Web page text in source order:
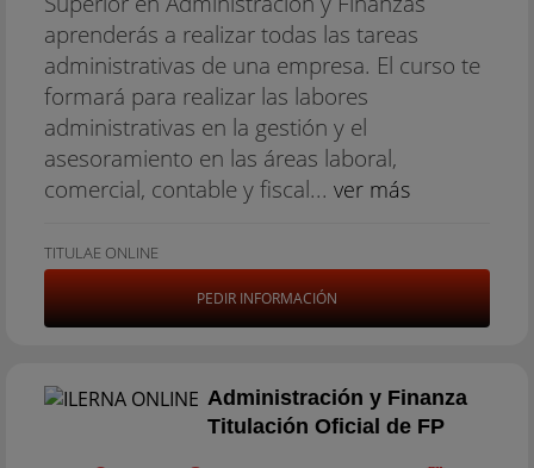
aprenderás a realizar todas las tareas
administrativas de una empresa. El curso te
formará para realizar las labores
administrativas en la gestión y el
asesoramiento en las áreas laboral,
comercial, contable y fiscal... ver más
TITULAE ONLINE
PEDIR INFORMACIÓN
Administración y Finanza
Titulación Oficial de FP